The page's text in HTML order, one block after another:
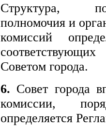
Структура,
полномочия и
комиссий
Советом города.
6. Совет города
комиссии,
определяется